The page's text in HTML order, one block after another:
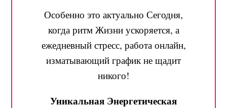
Особенно это актуально Сегодня,
когда ритм Жизни ускоряется, а
ежедневный стресс, работа онлайн,
изматывающий график не щадит
никого!
Уникальная Энергетическая